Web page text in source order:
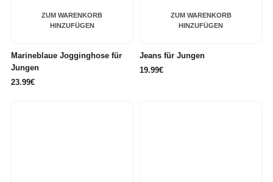
ZUM WARENKORB
HINZUFÜGEN
Marineblaue Jogginghose für
Jungen
23.99€
ZUM WARENKORB
HINZUFÜGEN
Jeans für Jungen
19.99€